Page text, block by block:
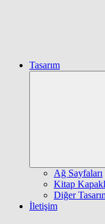
Tasarım
Ağ Sayfaları
Kitap
Diğer
İletişim